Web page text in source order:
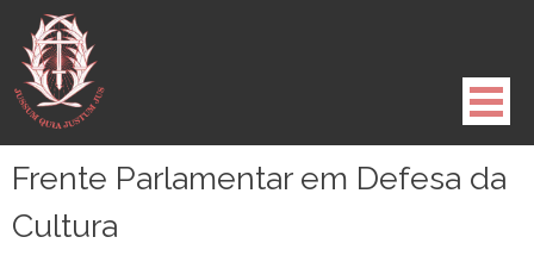
para
conteúdo
Frente Parlamentar em Defesa da
Cultura